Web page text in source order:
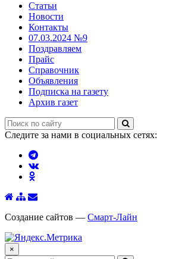
Статьи
Новости
Контакты
07.03.2024 №9
Поздравляем
Прайс
Справочник
Объявления
Подписка на газету
Архив газет
Следите за нами в социальных сетях:
Создание сайтов — Смарт-Лайн
×